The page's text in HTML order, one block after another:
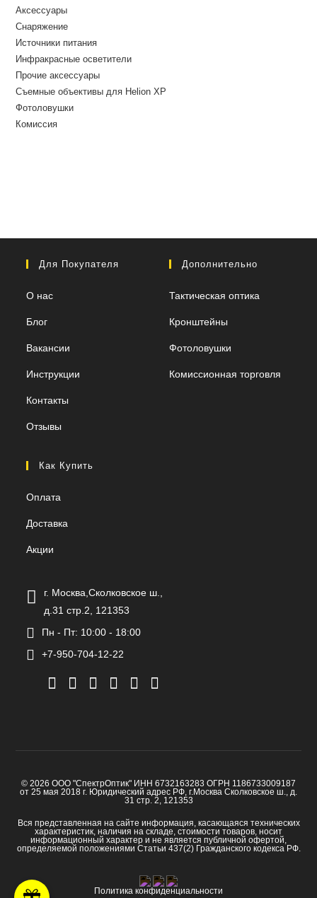
Аксессуары
Снаряжение
Источники питания
Инфракрасные осветители
Прочие аксессуары
Съемные объективы для Helion XP
Фотоловушки
Комиссия
Для Покупателя
О нас
Блог
Вакансии
Инструкции
Контакты
Отзывы
Дополнительно
Тактическая оптика
Кронштейны
Фотоловушки
Комиссионная торговля
Как Купить
Оплата
Доставка
Акции
г. Москва,Сколковское ш.,
д.31 стр.2, 121353
Пн - Пт: 10:00 - 18:00
+7-950-704-12-22
© 2026 ООО "СпектрОптик" ИНН 6732163283 ОГРН 1186733009187
от 25 мая 2018 г. Юридический адрес РФ, г.Москва Сколковское ш., д.
31 стр. 2, 121353
Вся представленная на сайте информация, касающаяся технических
характеристик, наличия на складе, стоимости товаров, носит
информационный характер и не является публичной офертой,
определяемой положениями Статьи 437(2) Гражданского кодекса РФ.
Политика конфиденциальности